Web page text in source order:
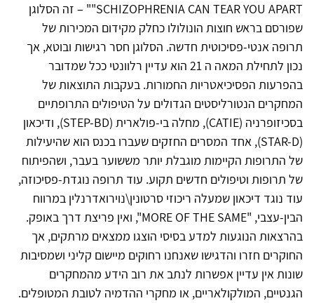
SCHIZOPHRENIA CAN TEAR YOU APART"" – זה הסלוגן
שפורסם בראש חוצות הונולולו כחלק מקידום המכירות של
תרופה אנטי-פסיכוטית חדשה. הסלוגן חסר רגישות ובוטא, אך
נכון לתחילת המאה ה 21 הוא עדיין רלוונטי ככל שמדובר
בהפרעות הפסיכיאטריות החמורות. בעקבות התוצאות של
המחקרים הנטורליסטים הגדולים על הטיפולים התרופתיים
בסכיזופרניה (CATIE), מחלה בי-פולארית (STEP-BD), ודיכאון
(STAR-D), אחד המסרים החזקים שעברו בכנס הוא שהיעילות
של התרופות הקיימות מוגבלת יותר מששוער בעבר, ושהפיתוח
של תרופות וטיפולים חדשים תקוע. עוד תרופה נוגדת-פסיכוזה,
עוד נוגד דיכאון שמעלה ריכוזי סרטונין\נוירואדרנלין במרווח
הבין-עצבי, "MORE OF THE SAME", ואין פריצת דרך באופק.
בהרצאות הנוגעות למדע בסיסי הוצגו ממצאים מרתקים, אך
החוקרים חזרו והדגישו שאנחנו רחוקים מיישום קליני ושמסיבות
שונות אין עדיין אפשרות לנתב את רוב הידע מהמחקרים
הגנטיים, המולקולאריים, או מחקרי ההדמיה לטובת המטופלים.